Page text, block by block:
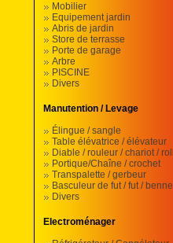
Mobilier
Equipement jardin
Abris de jardin
Store de terrasse
Porte de garage
Arbre
PISCINE
Divers
Manutention / Levage
Élingue / sangle
Table élévatrice / élévateur
Diable / rouleur / chariot / roll
Portique/Chaîne / crochet
Transpalette / gerbeur
Basculeur de fut / fut / benne
Divers
Electroménager